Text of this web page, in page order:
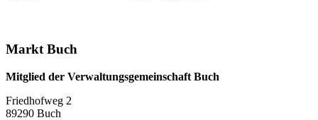
Markt Buch
Mitglied der Verwaltungsgemeinschaft Buch
Friedhofweg 2
89290 Buch